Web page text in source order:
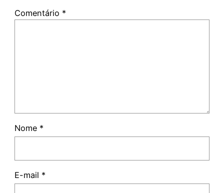
Comentário *
Nome *
E-mail *